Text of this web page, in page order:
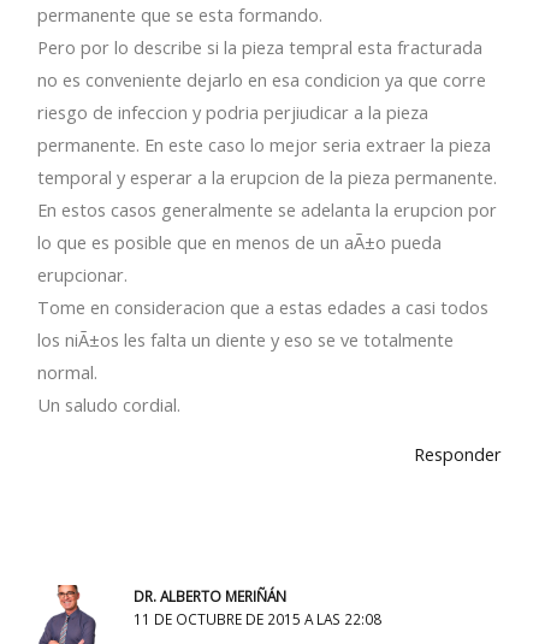
permanente que se esta formando.
Pero por lo describe si la pieza tempral esta fracturada
no es conveniente dejarlo en esa condicion ya que corre
riesgo de infeccion y podria perjiudicar a la pieza
permanente. En este caso lo mejor seria extraer la pieza
temporal y esperar a la erupcion de la pieza permanente.
En estos casos generalmente se adelanta la erupcion por
lo que es posible que en menos de un aÃ±o pueda
erupcionar.
Tome en consideracion que a estas edades a casi todos
los niÃ±os les falta un diente y eso se ve totalmente
normal.
Un saludo cordial.
Responder
DR. ALBERTO MERIÑÁN
11 DE OCTUBRE DE 2015 A LAS 22:08